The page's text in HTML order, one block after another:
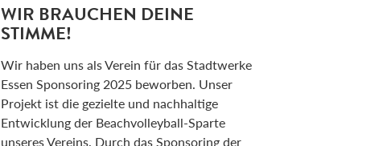
WIR BRAUCHEN DEINE
STIMME!
Wir haben uns als Verein für das Stadtwerke
Essen Sponsoring 2025 beworben. Unser
Projekt ist die gezielte und nachhaltige
Entwicklung der Beachvolleyball-Sparte
unseres Vereins. Durch das Sponsoring der